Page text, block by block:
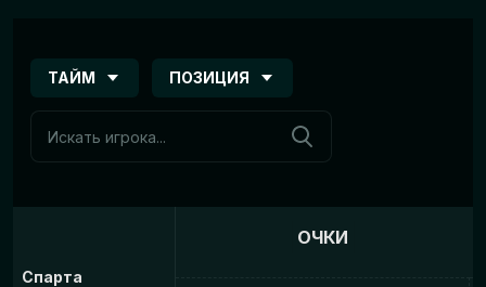
ТАЙМ ПОЗИЦИЯ
Спарта
ОЧКИ